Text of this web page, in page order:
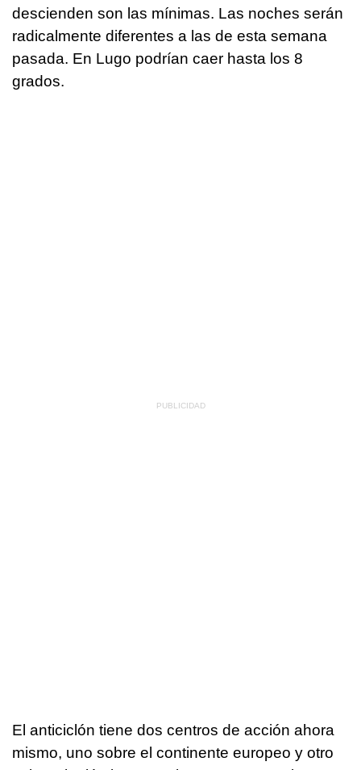
descienden son las mínimas. Las noches serán
radicalmente diferentes a las de esta semana
pasada. En Lugo podrían caer hasta los 8
grados.
El anticiclón tiene dos centros de acción ahora
mismo, uno sobre el continente europeo y otro